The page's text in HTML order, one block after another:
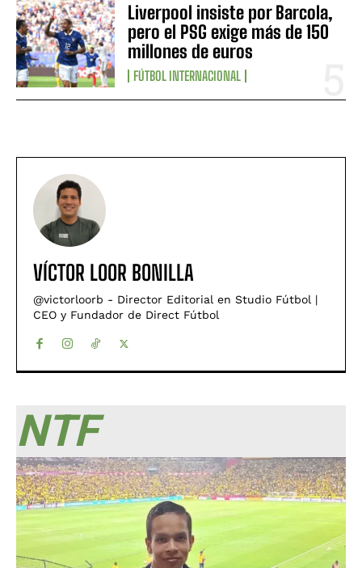
Liverpool insiste por Barcola,
pero el PSG exige más de 150
millones de euros
FÚTBOL INTERNACIONAL
VÍCTOR LOOR BONILLA
@victorloorb - Director Editorial en Studio Fútbol |
CEO y Fundador de Direct Fútbol
NTF